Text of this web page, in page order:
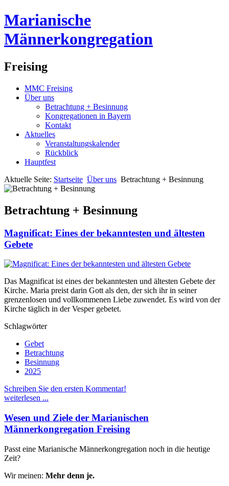
Marianische
Männerkongregation
Freising
MMC Freising
Über uns
Betrachtung + Besinnung
Kongregationen in Bayern
Kontakt
Aktuelles
Veranstaltungskalender
Rückblick
Hauptfest
Aktuelle Seite: Startseite Über uns Betrachtung + Besinnung
Betrachtung + Besinnung
Magnificat: Eines der bekanntesten und ältesten
Gebete
Das Magnificat ist eines der bekanntesten und ältesten Gebete der
Kirche. Maria preist darin Gott als den, der sich ihr in seiner
grenzenlosen und vollkommenen Liebe zuwendet. Es wird von der
Kirche täglich in der Vesper gebetet.
Schlagwörter
Gebet
Betrachtung
Besinnung
2025
Schreiben Sie den ersten Kommentar!
weiterlesen ...
Wesen und Ziele der Marianischen
Männerkongregation Freising
Passt eine Marianische Männerkongregation noch in die heutige
Zeit?
Wir meinen: Mehr denn je.